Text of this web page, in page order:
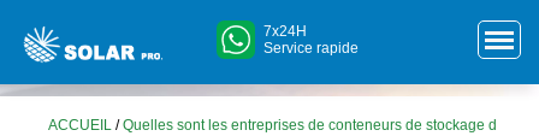
7x24H
Service rapide
ACCUEIL /Quelles sont les entreprises de conteneurs de stockage d